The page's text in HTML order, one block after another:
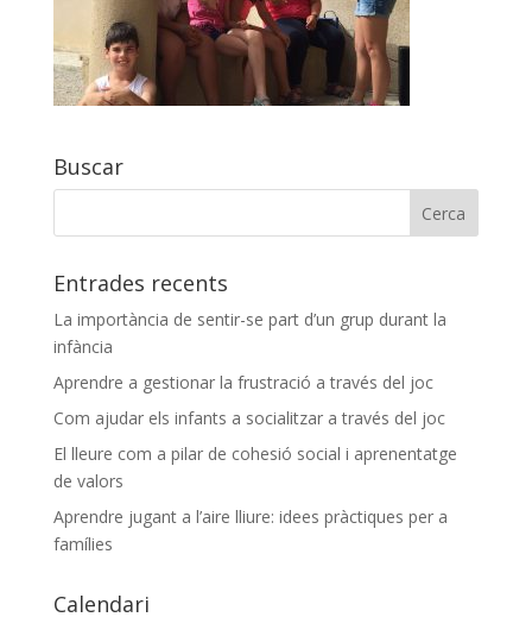
Buscar
Entrades recents
La importància de sentir-se part d’un grup durant la
infància
Aprendre a gestionar la frustració a través del joc
Com ajudar els infants a socialitzar a través del joc
El lleure com a pilar de cohesió social i aprenentatge
de valors
Aprendre jugant a l’aire lliure: idees pràctiques per a
famílies
Calendari